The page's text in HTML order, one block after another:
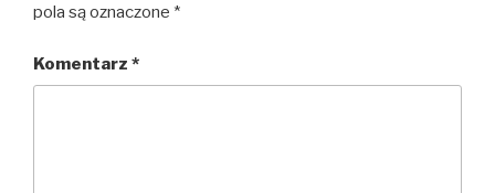
pola są oznaczone *
Komentarz *